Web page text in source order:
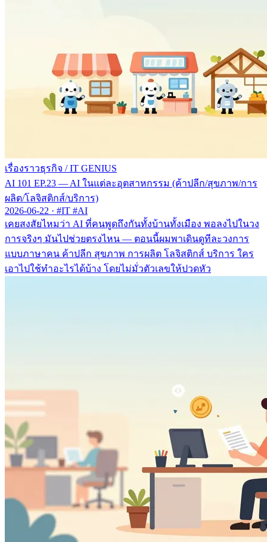
เรื่องราวธุรกิจ / IT GENIUS
AI 101 EP.23 — AI ในแต่ละอุตสาหกรรม (ค้าปลีก/สุขภาพ/การ
ผลิต/โลจิสติกส์/บริการ)
2026-06-22 · #IT #AI
เคยสงสัยไหมว่า AI ที่คนพูดถึงกันทั้งบ้านทั้งเมือง พอลงไปในวง
การจริงๆ มันไปช่วยตรงไหน — ตอนนี้ผมพาเดินดูทีละวงการ
แบบภาษาคน ค้าปลีก สุขภาพ การผลิต โลจิสติกส์ บริการ ใคร
เอาไปใช้ทำอะไรได้บ้าง โดยไม่มั่วตัวเลขให้ปวดหัว